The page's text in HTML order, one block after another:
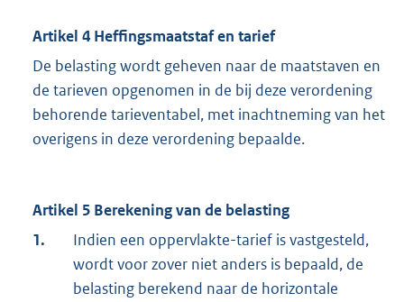
Artikel 4 Heffingsmaatstaf en tarief
De belasting wordt geheven naar de maatstaven en
de tarieven opgenomen in de bij deze verordening
behorende tarieventabel, met inachtneming van het
overigens in deze verordening bepaalde.
Artikel 5 Berekening van de belasting
1.
Indien een oppervlakte-tarief is vastgesteld,
wordt voor zover niet anders is bepaald, de
belasting berekend naar de horizontale